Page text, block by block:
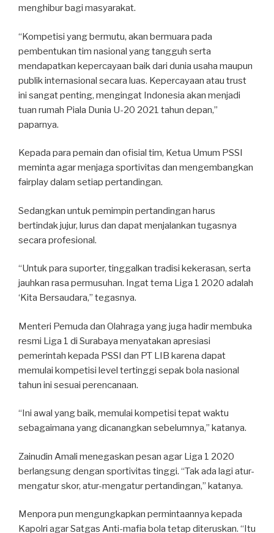
menghibur bagi masyarakat.
“Kompetisi yang bermutu, akan bermuara pada
pembentukan tim nasional yang tangguh serta
mendapatkan kepercayaan baik dari dunia usaha maupun
publik internasional secara luas. Kepercayaan atau trust
ini sangat penting, mengingat Indonesia akan menjadi
tuan rumah Piala Dunia U-20 2021 tahun depan,”
paparnya.
Kepada para pemain dan ofisial tim, Ketua Umum PSSI
meminta agar menjaga sportivitas dan mengembangkan
fairplay dalam setiap pertandingan.
Sedangkan untuk pemimpin pertandingan harus
bertindak jujur, lurus dan dapat menjalankan tugasnya
secara profesional.
“Untuk para suporter, tinggalkan tradisi kekerasan, serta
jauhkan rasa permusuhan. Ingat tema Liga 1 2020 adalah
‘Kita Bersaudara,” tegasnya.
Menteri Pemuda dan Olahraga yang juga hadir membuka
resmi Liga 1 di Surabaya menyatakan apresiasi
pemerintah kepada PSSI dan PT LIB karena dapat
memulai kompetisi level tertinggi sepak bola nasional
tahun ini sesuai perencanaan.
“Ini awal yang baik, memulai kompetisi tepat waktu
sebagaimana yang dicanangkan sebelumnya,” katanya.
Zainudin Amali menegaskan pesan agar Liga 1 2020
berlangsung dengan sportivitas tinggi. “Tak ada lagi atur-
mengatur skor, atur-mengatur pertandingan,” katanya.
Menpora pun mengungkapkan permintaannya kepada
Kapolri agar Satgas Anti-mafia bola tetap diteruskan. “Itu